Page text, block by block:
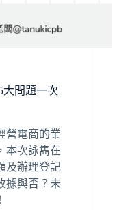
大問題一次
營電商的業
本次詠雋在
及辦理登記
據與否？未